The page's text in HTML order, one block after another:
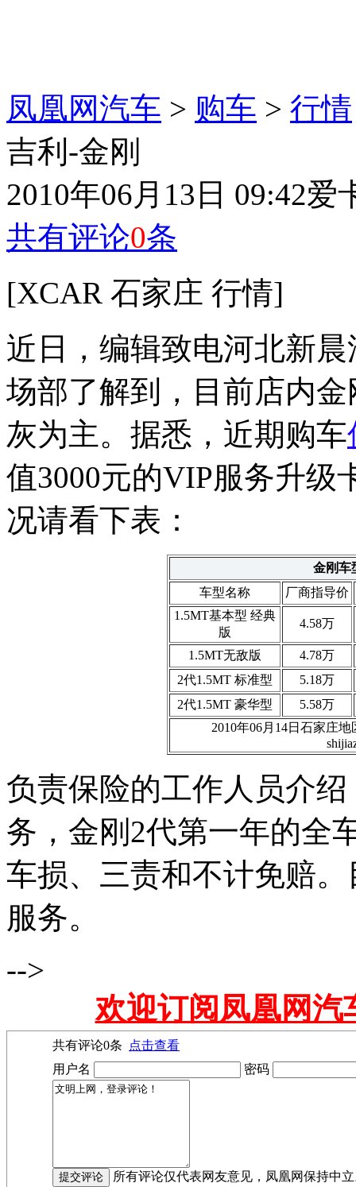
凤凰网汽车 > 购车 > 行情
吉利-金刚
2010年06月13日 09:42爱
共有评论0条
[XCAR 石家庄 行情]
近日，编辑致电河北新
场部了解到，目前店内金
灰为主。据悉，近期购车
值3000元的VIP服务升级
况请看下表：
金刚车
车型名称
厂商指导价
1.5MT基本型 经典
版
4.58万
1.5MT无敌版
4.78万
2代1.5MT 标准型
5.18万
2代1.5MT 豪华型
5.58万
2010年06月14日石家庄
负责保险的工作人员介
务，金刚2代第一年的全
车损、三责和不计免赔
服务。
-->
欢迎订阅凤凰网汽
共有评论0条
点击查看
用户名
密码
所有评论仅代表网友意见，凤凰网保持中